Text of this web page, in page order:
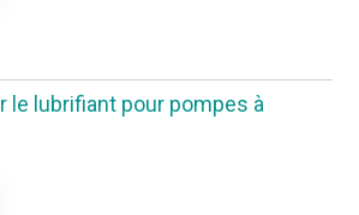
le lubrifiant pour pompes à